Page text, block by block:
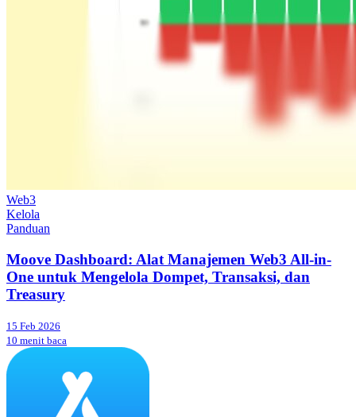
Web3
Kelola
Panduan
Moove Dashboard: Alat Manajemen Web3 All-in-
One untuk Mengelola Dompet, Transaksi, dan
Treasury
15 Feb 2026
10 menit baca